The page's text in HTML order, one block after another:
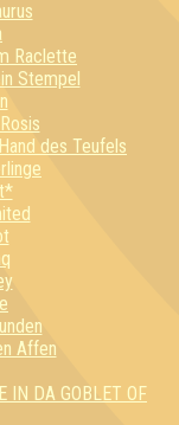
Raclette
Stempel
des Teufels
Affen
IN DA GOBLET OF